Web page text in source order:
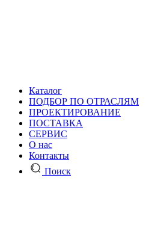
Каталог
ПОДБОР ПО ОТРАСЛЯМ
ПРОЕКТИРОВАНИЕ
ПОСТАВКА
СЕРВИС
О нас
Контакты
Поиск